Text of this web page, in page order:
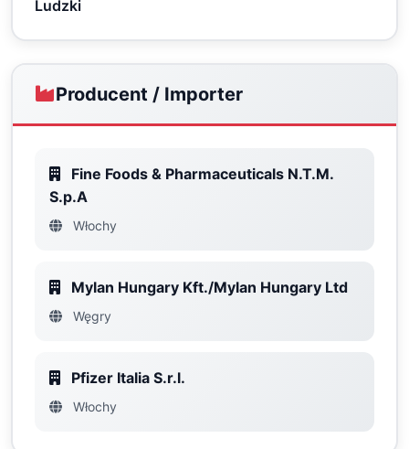
Ludzki
Producent / Importer
Fine Foods & Pharmaceuticals N.T.M.
S.p.A
Włochy
Mylan Hungary Kft./Mylan Hungary Ltd
Węgry
Pfizer Italia S.r.l.
Włochy